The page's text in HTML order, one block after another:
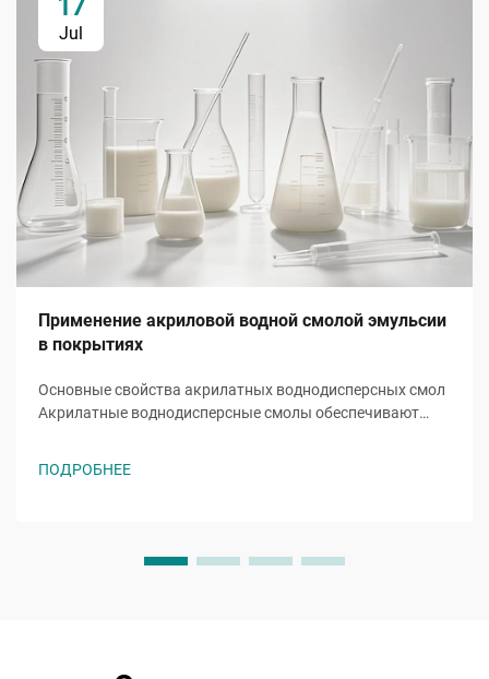
17
Jul
Применение акриловой водной смолой эмульсии
в покрытиях
Основные свойства акрилатных воднодисперсных смол
Акрилатные воднодисперсные смолы обеспечивают
разветвленная цепочка акрилата снижает температуру
ПОДРОБНЕЕ